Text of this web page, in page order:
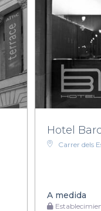
Hotel
Carrer dels
A medida